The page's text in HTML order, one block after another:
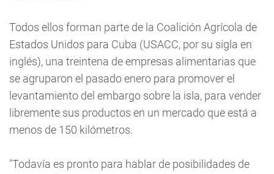
Todos ellos forman parte de la Coalición Agrícola de
Estados Unidos para Cuba (USACC, por su sigla en
inglés), una treintena de empresas alimentarias que
se agruparon el pasado enero para promover el
levantamiento del embargo sobre la isla, para vender
libremente sus productos en un mercado que está a
menos de 150 kilómetros.
"Todavía es pronto para hablar de posibilidades de